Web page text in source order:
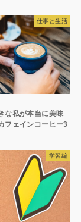
仕事と生活
な私が本当に美味
フェインコーヒー3
学習編